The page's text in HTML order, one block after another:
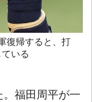
復帰すると、打
いる
福田周平が一